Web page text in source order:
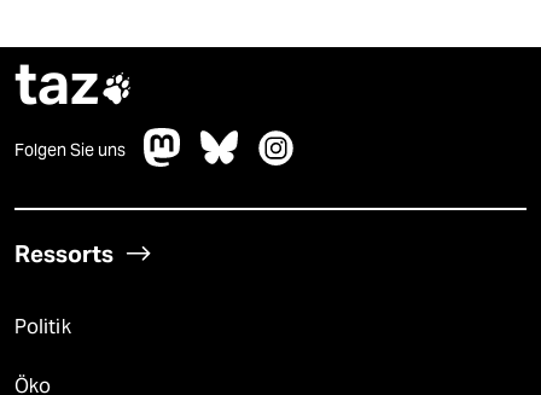
taz
Folgen Sie uns
Ressorts
Politik
Öko